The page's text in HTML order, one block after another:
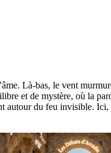
Là-bas, le vent
et de mystère, où la
autour du feu invisible. Ici,